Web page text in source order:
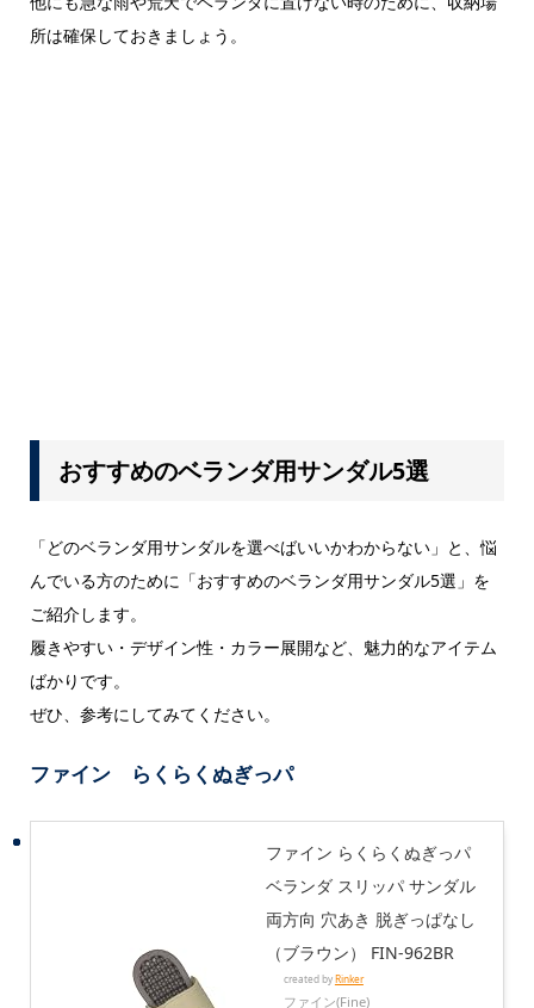
所は確保しておきましょう。
おすすめのベランダ用サンダル5選
「どのベランダ用サンダルを選べばいいかわからない」と、悩
んでいる方のために「おすすめのベランダ用サンダル5選」を
ご紹介します。
履きやすい・デザイン性・カラー展開など、魅力的なアイテム
ばかりです。
ぜひ、参考にしてみてください。
ファイン らくらくぬぎっパ
ファイン らくらくぬぎっパ
ベランダ スリッパ サンダル
両方向 穴あき 脱ぎっぱなし
（ブラウン） FIN-962BR
created byRinker
ファイン(Fine)